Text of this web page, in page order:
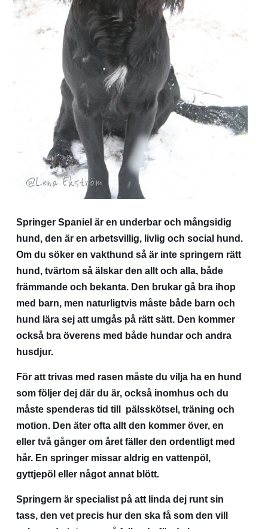
Springer Spaniel är en underbar och mångsidig
hund, den är en arbetsvillig, livlig och social hund.
Om du söker en vakthund så är inte springern rätt
hund, tvärtom så älskar den allt och alla, både
främmande och bekanta. Den brukar gå bra ihop
med barn, men naturligtvis måste både barn och
hund lära sej att umgås på rätt sätt. Den kommer
också bra överens med både hundar och andra
husdjur.
För att trivas med rasen måste du vilja ha en hund
som följer dej där du är, också inomhus och du
måste spenderas tid till pälsskötsel, träning och
motion. Den äter ofta allt den kommer över, en
eller två gånger om året fäller den ordentligt med
hår. En springer missar aldrig en vattenpöl,
gyttjepöl eller något annat blött.
Springern är specialist på att linda dej runt sin
tass, den vet precis hur den ska få som den vill